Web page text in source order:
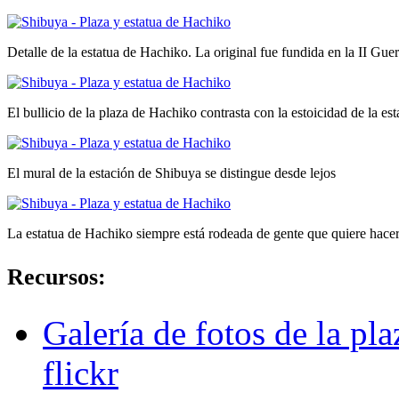
Detalle de la estatua de Hachiko. La original fue fundida en la II
El bullicio de la plaza de Hachiko contrasta con la estoicidad de la
El mural de la estación de Shibuya se distingue desde lejos
La estatua de Hachiko siempre está rodeada de gente que quiere
Recursos:
Galería de fotos de la
flickr